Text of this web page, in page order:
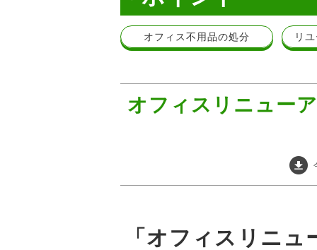
オフィス不用品の処分 リ
オフィスリニュー
「オフィスリニ